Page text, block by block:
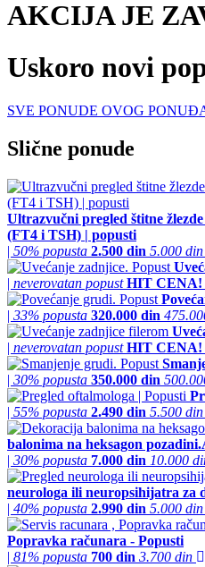
AKCIJA JE
Uskoro novi
SVE PONUDE OVOG
Slične ponude
Ultrazvučni pregled štitne
(FT4 i TSH) | popusti
| 50% popusta 2.500 din 5.000 din
| neverovatan popust HIT CENA!
| 33% popusta 320.000 din
| neverovatan popust HIT CENA!
| 30% popusta 350.000 din
| 55% popusta 2.490 din 5.500 din
balonima na heksagon
| 30% popusta 7.000 din 10.000
neurologa ili neuropsihijatra za
| 40% popusta 2.990 din 5.000 din
Popravka računara - Popusti
| 81% popusta 700 din 3.700 din